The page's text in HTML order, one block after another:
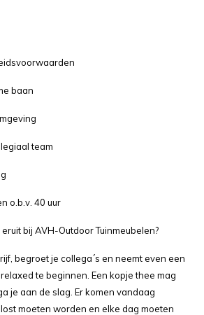
baan
team
o.b.v. 40 uur
bij AVH-Outdoor Tuinmeubelen?
begroet je collega´s en neemt even een
te beginnen. Een kopje thee mag
je aan de slag. Er komen vandaag
moeten worden en elke dag moeten